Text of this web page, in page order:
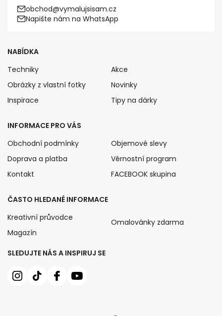
obchod@vymalujsisam.cz
Napište nám na WhatsApp
SLEDUJTE NÁS A INSPIRUJ SE
NABÍDKA
Techniky
Obrázky z vlastní fotky
Inspirace
Akce
Novinky
Tipy na dárky
INFORMACE PRO VÁS
Obchodní podmínky
Doprava a platba
Kontakt
Objemové slevy
Věrnostní program
FACEBOOK skupina
ČASTO HLEDANÉ INFORMACE
Kreativní průvodce
Magazín
Omalovánky zdarma